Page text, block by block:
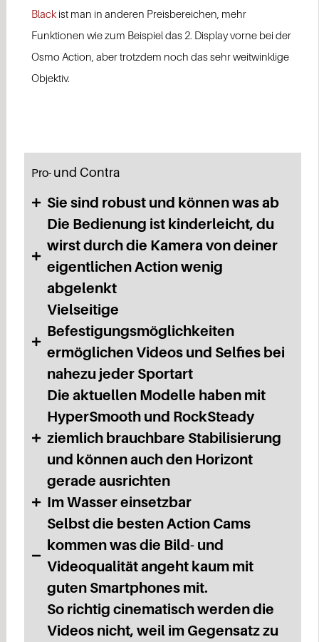
Blackist man in anderen Preisbereichen, mehr
Funktionen wie zum Beispiel das 2. Display vorne bei der
Osmo Action, aber trotzdem noch das sehr weitwinklige
Objektiv.
Pro- und Contra
Sie sind robust und können was ab
Die Bedienung ist kinderleicht, du
wirst durch die Kamera von deiner
eigentlichen Action wenig
abgelenkt
Vielseitige
Befestigungsmöglichkeiten
ermöglichen Videos und Selfies bei
nahezu jeder Sportart
Die aktuellen Modelle haben mit
HyperSmooth und RockSteady
ziemlich brauchbare Stabilisierung
und können auch den Horizont
gerade ausrichten
Im Wasser einsetzbar
Selbst die besten Action Cams
kommen was die Bild- und
Videoqualität angeht kaum mit
guten Smartphones mit.
So richtig cinematisch werden die
Videos nicht, weil im Gegensatz zu